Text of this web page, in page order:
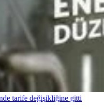
tarife değişikliğine gitti